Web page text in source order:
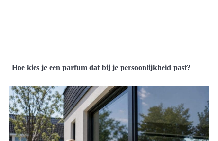
Hoe kies je een parfum dat bij je persoonlijkheid past?